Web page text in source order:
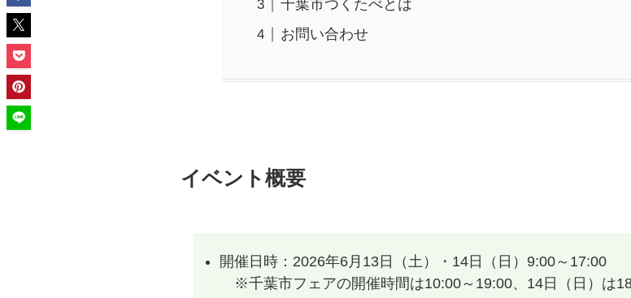
千葉市つくたべとは
お問い合わせ
イベント概要
開催日時：2026年6月13日（土）・14日（日）9:00～17:00
※千葉市フェアの開催時間は10:00～19:00、14日（日）は